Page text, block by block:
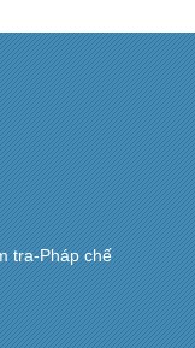
tra-Pháp chế